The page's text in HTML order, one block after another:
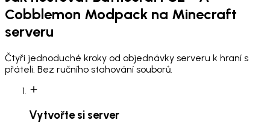
Cobblemon Modpack na Minecraft
serveru
Čtyři jednoduché kroky od objednávky serveru k hraní s
přáteli. Bez ručního stahování souborů.
Vytvořte si server